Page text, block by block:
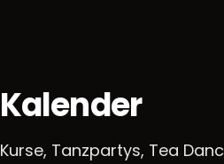
Kalender
Kurse, Tanzpartys, Tea